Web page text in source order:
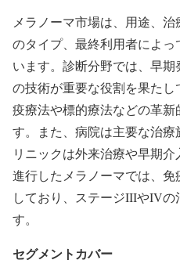
メラノーマ市場は、用途、
のタイプ、最終利用者によ
います。診断分野では、早
の技術が重要な役割を果た
疫療法や標的療法などの革新
す。また、病院は主要な治
リニックは外来治療や早期介
進行したメラノーマでは、
しており、ステージIIIやIVの
す。
セグメントカバー